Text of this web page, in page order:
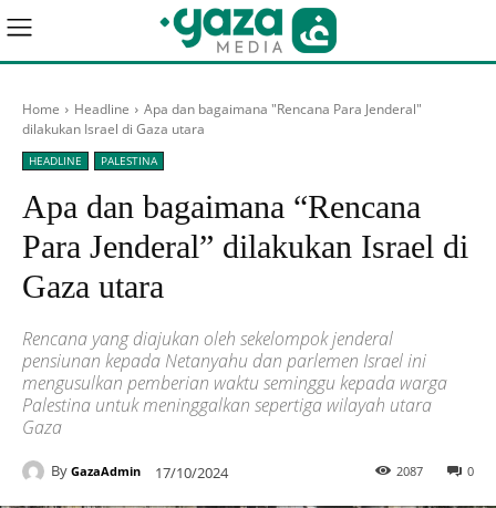
Home Headline
Apa dan bagaimana "Rencana Para Jenderal"
dilakukan Israel di Gaza utara
HEADLINE PALESTINA
Apa dan bagaimana “Rencana
Para Jenderal” dilakukan Israel di
Gaza utara
Rencana yang diajukan oleh sekelompok jenderal
pensiunan kepada Netanyahu dan parlemen Israel ini
mengusulkan pemberian waktu seminggu kepada warga
Palestina untuk meninggalkan sepertiga wilayah utara
Gaza
By GazaAdmin 17/10/2024 0
2087